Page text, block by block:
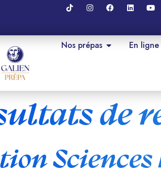
Nos prépas En ligne
de